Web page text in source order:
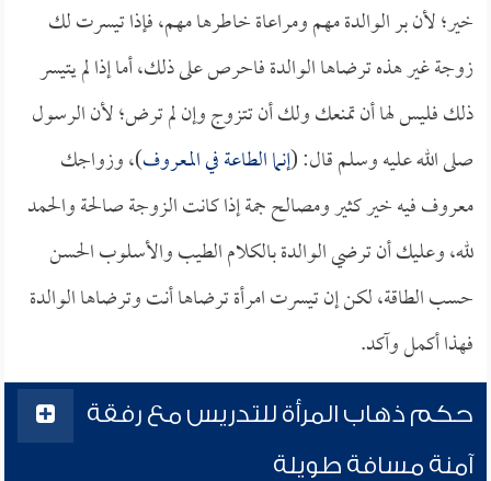
خير؛ لأن بر الوالدة مهم ومراعاة خاطرها مهم، فإذا تيسرت لك
زوجة غير هذه ترضاها الوالدة فاحرص على ذلك، أما إذا لم يتيسر
ذلك فليس لها أن تمنعك ولك أن تتزوج وإن لم ترض؛ لأن الرسول
صلى الله عليه وسلم قال: (إنما الطاعة في المعروف)، وزواجك
معروف فيه خير كثير ومصالح جمة إذا كانت الزوجة صالحة والحمد
لله، وعليك أن ترضي الوالدة بالكلام الطيب والأسلوب الحسن
حسب الطاقة، لكن إن تيسرت امرأة ترضاها أنت وترضاها الوالدة
فهذا أكمل وآكد.
حكم ذهاب المرأة للتدريس مع رفقة
آمنة مسافة طويلة